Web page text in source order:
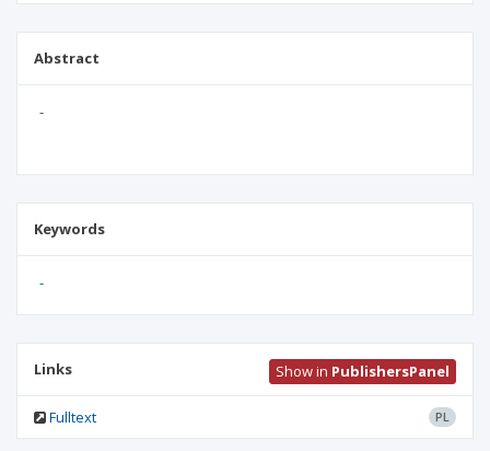
Abstract
-
Keywords
-
Links Show in PublishersPanel
Fulltext PL